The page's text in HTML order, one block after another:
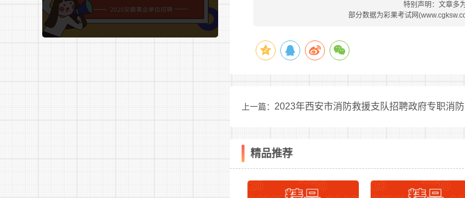
6、因在公务员招录、事业单位招聘中违规
8、本人或家庭成员、近亲属参加非法组织、
9、有明显生理缺陷、精神疾病史，身体有明
10、其他不适合从事警务辅助工作的情形。
(三)有下列情形之一的，在同等条件下优先录
2、公安类(警察类)或政法类院校毕业生;
特别声明：文章多
部分数据为彩果考试网
上一篇： 2023年西安市消防救援支队招聘政府专职消
告
精品推荐